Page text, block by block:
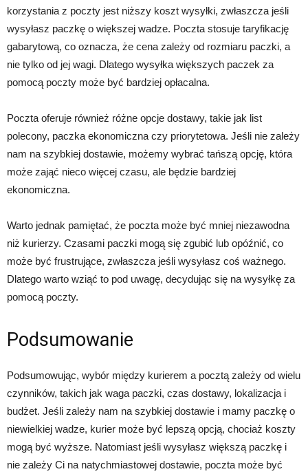
korzystania z poczty jest niższy koszt wysyłki, zwłaszcza jeśli
wysyłasz paczkę o większej wadze. Poczta stosuje taryfikację
gabarytową, co oznacza, że cena zależy od rozmiaru paczki, a
nie tylko od jej wagi. Dlatego wysyłka większych paczek za
pomocą poczty może być bardziej opłacalna.
Poczta oferuje również różne opcje dostawy, takie jak list
polecony, paczka ekonomiczna czy priorytetowa. Jeśli nie zależy
nam na szybkiej dostawie, możemy wybrać tańszą opcję, która
może zająć nieco więcej czasu, ale będzie bardziej
ekonomiczna.
Warto jednak pamiętać, że poczta może być mniej niezawodna
niż kurierzy. Czasami paczki mogą się zgubić lub opóźnić, co
może być frustrujące, zwłaszcza jeśli wysyłasz coś ważnego.
Dlatego warto wziąć to pod uwagę, decydując się na wysyłkę za
pomocą poczty.
Podsumowanie
Podsumowując, wybór między kurierem a pocztą zależy od wielu
czynników, takich jak waga paczki, czas dostawy, lokalizacja i
budżet. Jeśli zależy nam na szybkiej dostawie i mamy paczkę o
niewielkiej wadze, kurier może być lepszą opcją, chociaż koszty
mogą być wyższe. Natomiast jeśli wysyłasz większą paczkę i
nie zależy Ci na natychmiastowej dostawie, poczta może być